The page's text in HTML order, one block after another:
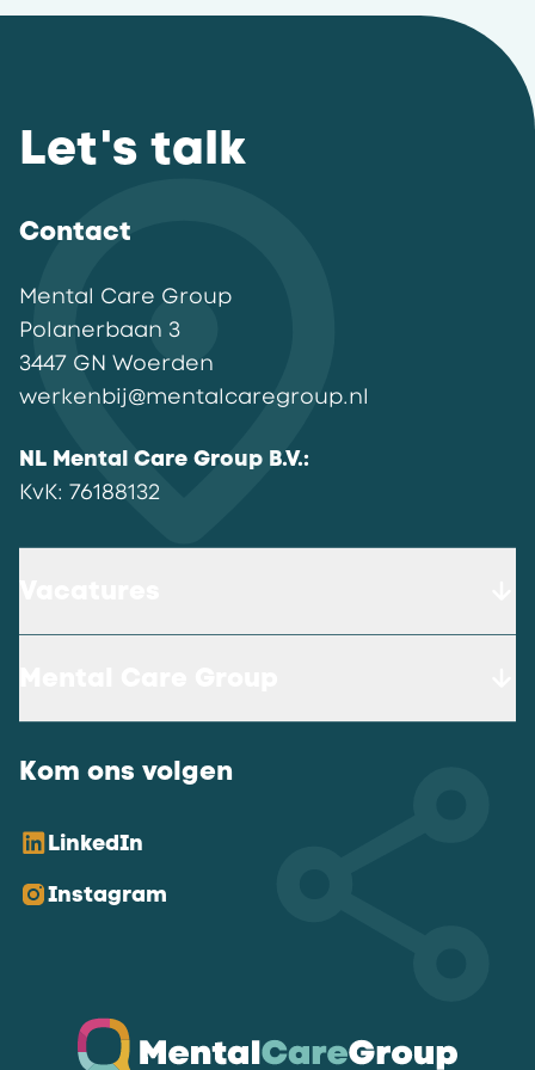
Let's talk
Contact
Mental Care Group
Polanerbaan 3
3447 GN Woerden
werkenbij@mentalcaregroup.nl
NL Mental Care Group B.V.:
KvK: 76188132
Kom ons volgen
LinkedIn
Instagram